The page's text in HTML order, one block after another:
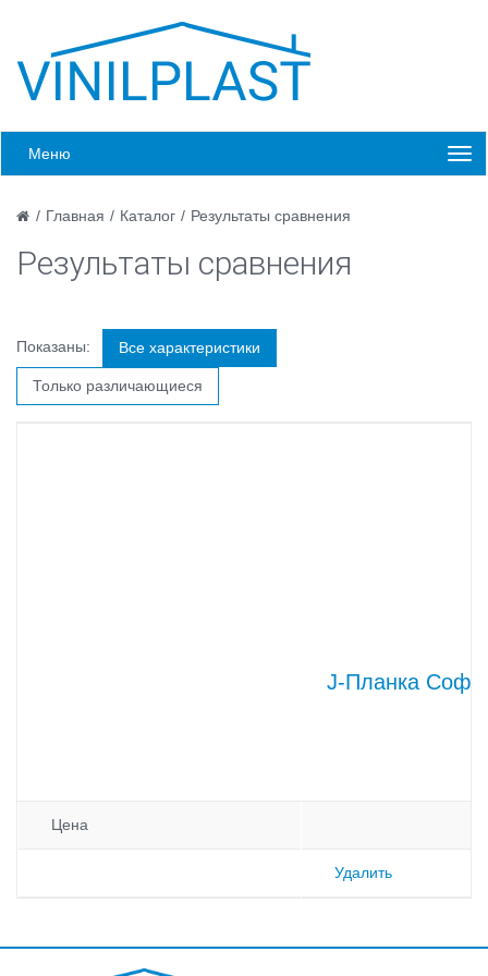
Меню
/ Главная / Каталог / Результаты сравнения
Результаты сравнения
Показаны: Все характеристики
Только различающиеся
J-Планка
Цена
Удалить